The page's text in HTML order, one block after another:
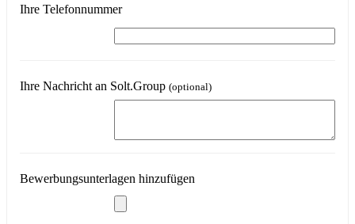
Ihre Telefonnummer
Ihre Nachricht an Solt.Group (optional)
Bewerbungsunterlagen hinzufügen